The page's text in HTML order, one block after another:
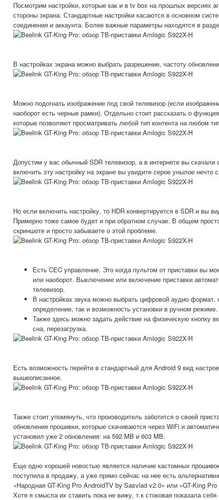
Посмотрим настройки, которые как и в tv box на прошлых версиях
стороны экрана. Стандартные настройки касаются в основном
соединения и аккаунта. Более важные параметры находятся в
В настройках экрана можно выбрать разрешение, частоту
Можно подогнать изображение под свой телевизор (если
наоборот есть черные рамки). Отдельно стоит рассказать о
которые позволяют просматривать любой тип контента на любом
Допустим у вас обычный SDR телевизор, а в интернете вы
включить эту настройку на экране вы увидите серое унылое нечто
Но если включить настройку, то HDR конвертируется в SDR и вы
Примерно тоже самое будет и при обратном случае. В общем
скриншоте и просто забываете о этой проблеме.
Есть CEC управление. Это когда пультом от приставки вы
или наоборот. Выключение или включение приставки
телевизор.
В настройках звука можно выбрать цифровой аудио формат,
определение, так и возможность установки в ручном режиме.
Также здесь можно задать действие на физическую кнопку
сна, перезагрузка.
Есть возможность перейти в стандартный для Android 9 вид
вышеописанное.
Также стоит упомянуть, что производитель заботится о своей
обновления прошивки, которые скачиваются через WiFi и
установил уже 2 обновления: на 592 MB и 603 MB.
Еще одно хорошей новостью является наличие кастомных
поступила в продажу, а уже прямо сейчас на нее есть
«Народная GT-King Pro AndroidTV by Sasvlad v2.0» или «GT-King
Хотя я смысла их ставить пока не вижу, т.к стоковая показала